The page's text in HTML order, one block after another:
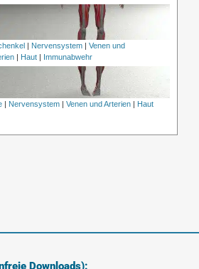
Nervensystem
Venen und
Haut Immunabwehr
| Nervensystem| Venen und Arterien| Haut
Downloads):